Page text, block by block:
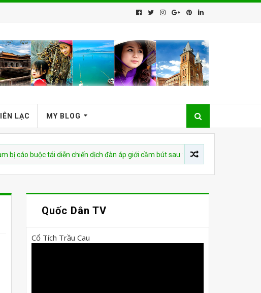
LẠC MY BLOG
buộc tái diễn chiến dịch đàn áp giới cầm bút sau vụ bắt giữ tác giả
Quốc Dân TV
Cổ Tích Trầu Cau